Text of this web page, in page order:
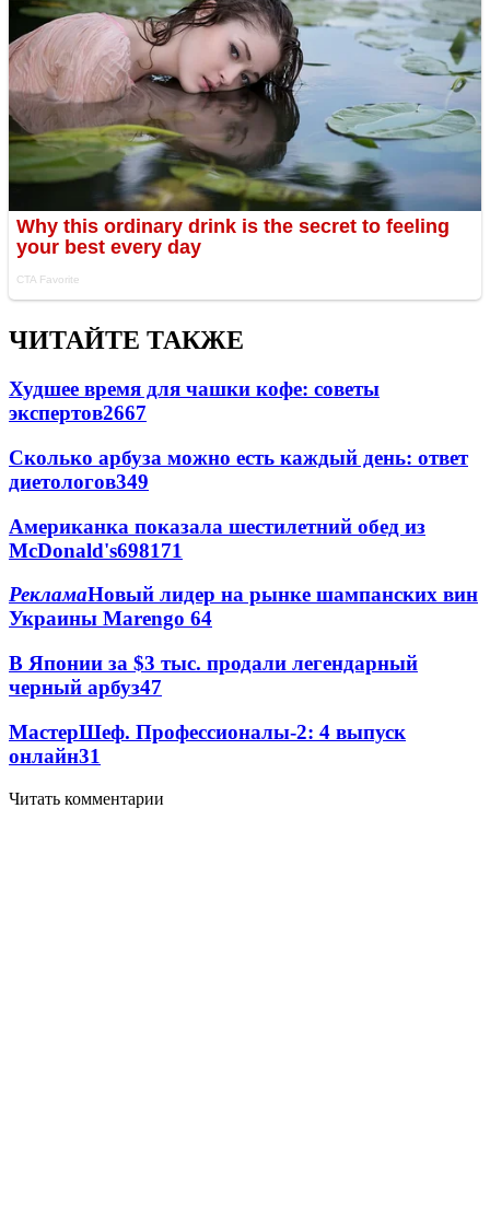
ЧИТАЙТЕ ТАКЖЕ
Худшее время для чашки кофе: советы
экспертов2667
Сколько арбуза можно есть каждый день: ответ
диетологов349
Американка показала шестилетний обед из
McDonald's698171
РекламаНовый лидер на рынке шампанских вин
Украины Marengo 64
В Японии за $3 тыс. продали легендарный
черный арбуз47
МастерШеф. Профессионалы-2: 4 выпуск
онлайн31
Читать комментарии